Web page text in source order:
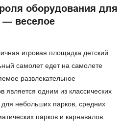
оборудования для
— веселое
игровая площадка детский
самолет едет на самолете
развлекательное
является одним из классических
небольших парков, средних
парков и карнавалов.